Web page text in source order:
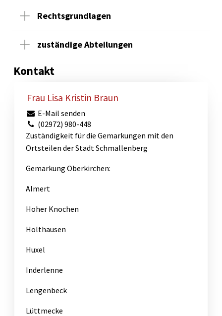
Rechtsgrundlagen
zuständige Abteilungen
Kontakt
Frau Lisa Kristin Braun
E-Mail senden
(02972) 980-448
Zuständigkeit für die Gemarkungen mit den
Ortsteilen der Stadt Schmallenberg
Gemarkung Oberkirchen:
Almert
Hoher Knochen
Holthausen
Huxel
Inderlenne
Lengenbeck
Lüttmecke